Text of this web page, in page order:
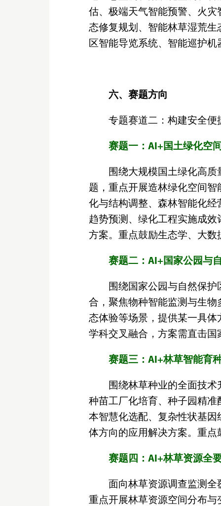
估、极端天气智能预警、火
态修复规划、智能林草湿荒
区智能导览系统、智能巡护
六、赛题方向
专题赛道二：构建安全
赛题一：AI+国土绿化空
围绕大规模国土绿化高
题，重点开展造林绿化空间
化与结构调整、森林智能化
趋势预测、绿化工程实施成
方案。重点鼓励生态学、大
赛题二：AI+国家公园与
围绕国家公园与自然保
合，聚焦物种智能监测与生
态体验等场景，提供某一具
学科交叉融合，方案需直击
赛题三：AI+林草智能育
围绕林草种业的全面技
种苗工厂化培育、种子园精
本智慧化选配、复杂性状基
体方向的应用解决方案。重
赛题四：AI+林草资源全
面向林草资源调查监测
重点开展林草资源空间分布